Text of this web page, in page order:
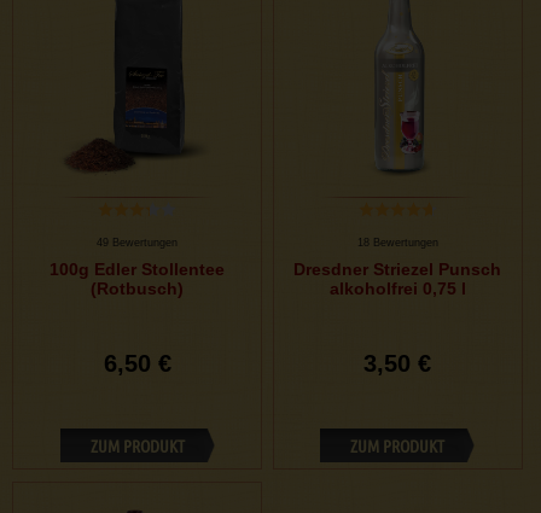
49 Bewertungen
100g Edler Stollentee
(Rotbusch)
6,50 €
ZUM PRODUKT
18 Bewertungen
Dresdner Striezel Punsch
alkoholfrei 0,75 l
3,50 €
ZUM PRODUKT